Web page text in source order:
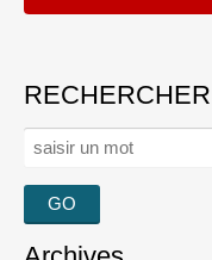
RECHERCHER
Rechercher :